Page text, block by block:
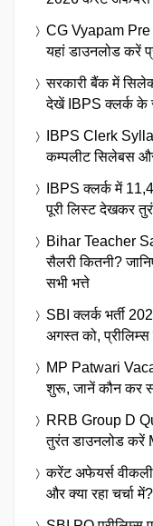
CG Vyapam
यहां डाउनलोड करें
सरकारी बैंक में
देखें IBPS क्लर्क के
IBPS Clerk
कम्पलीट सिलेबस और
IBPS क्लर्क में
पूरी लिस्ट देखकर
Bihar Teacher
सैलरी कितनी?
सभी भत्ते
SBI क्लर्क भर्ती
अगस्त को, प्रीलिम्स
MP Patwari
शुरू, जानें कौन कर
RRB Group D
तुरंत डाउनलोड करें
करेंट अफेयर्स
और क्या रहा चर्चा में?